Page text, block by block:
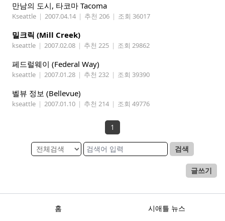
만남의 도시, 타코마 Tacoma
Kseattle | 2007.04.14 | 추천 206 | 조회 36017
밀크릭 (Mill Creek)
kseattle | 2007.02.08 | 추천 225 | 조회 29862
페드럴웨이 (Federal Way)
kseattle | 2007.01.28 | 추천 232 | 조회 39390
벨뷰 정보 (Bellevue)
kseattle | 2007.01.10 | 추천 214 | 조회 49776
1
검색
글쓰기
홈 시애틀 뉴스